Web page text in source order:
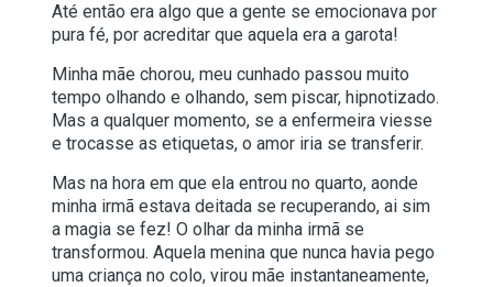
Até então era algo que a gente se emocionava por
pura fé, por acreditar que aquela era a garota!
Minha mãe chorou, meu cunhado passou muito
tempo olhando e olhando, sem piscar, hipnotizado.
Mas a qualquer momento, se a enfermeira viesse
e trocasse as etiquetas, o amor iria se transferir.
Mas na hora em que ela entrou no quarto, aonde
minha irmã estava deitada se recuperando, ai sim
a magia se fez! O olhar da minha irmã se
transformou. Aquela menina que nunca havia pego
uma criança no colo, virou mãe instantaneamente,